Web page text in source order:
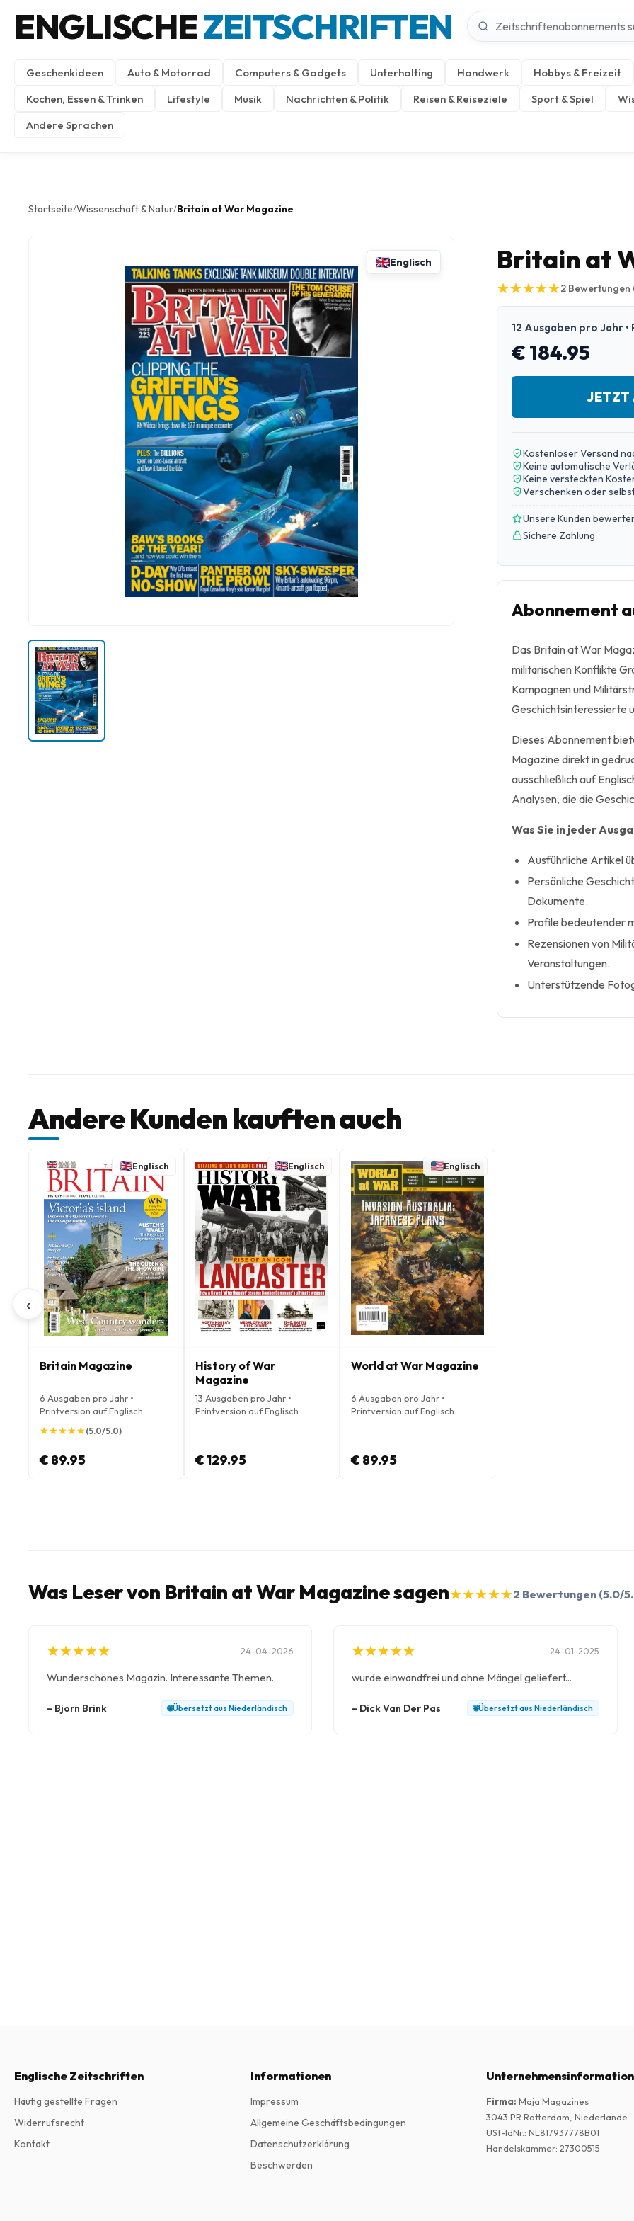
ENGLISCHEZEITSCHRIFTEN
Geschenkideen Auto & Motorrad Computers & Gadgets Unterhalting Handwerk
Hobbys & Freizeit
Kochen, Essen & Trinken
Lifestyle Musik Nachrichten & Politik Reisen & Reiseziele Sport & Spiel
Andere Sprachen
Startseite/Wissenschaft & Natur/Britain at War Magazine
Englisch Britain at
★
★★
★★
★★
★★
★2 Bewertungen
12 Ausgaben pro Jahr
€ 184.95
JETZT
Kostenloser Versand
Keine automatische
Keine versteckten
Verschenken oder
Unsere Kunden
Sichere Zahlung
Abonnement
Das Britain at War
militärischen Konflikte
Kampagnen und
Geschichtsinteressierte
Dieses Abonnement
Magazine direkt in
ausschließlich auf
Analysen, die die
Was Sie in jeder
Ausführliche Artikel
Persönliche
Dokumente.
Profile bedeutender
Rezensionen von
Veranstaltungen.
Unterstützende
Andere Kunden kauften auch
‹
Englisch
Britain Magazine
6 Ausgaben pro Jahr •
Printversion auf Englisch
★
★★
★★
★★
★★
★(5.0/5.0)
€ 89.95
Englisch
History of War
Magazine
13 Ausgaben pro Jahr •
Printversion auf Englisch
€ 129.95
Englisch
World at War Magazine
6 Ausgaben pro Jahr •
Printversion auf Englisch
€ 89.95
Was Leser von Britain at War Magazine sagen★
★★
★★
★★
★★
★2 Bewertungen (5.0/
★
★★
★★
★★
★★
★ 24-04-2026
Wunderschönes Magazin. Interessante Themen.
– Bjorn Brink 🌐Übersetzt aus Niederländisch
★
★★
★★
★★
★★
★ 24-01-2025
wurde einwandfrei und ohne Mängel geliefert...
– Dick Van Der Pas 🌐Übersetzt aus Niederländisch
Englische Zeitschriften
Häufig gestellte Fragen
Widerrufsrecht
Kontakt
Informationen
Impressum
Allgemeine Geschäftsbedingungen
Datenschutzerklärung
Beschwerden
Firma: Maja Magazines
3043 PR Rotterdam, Niederlande
USt-IdNr.: NL817937778B01
Handelskammer: 27300515